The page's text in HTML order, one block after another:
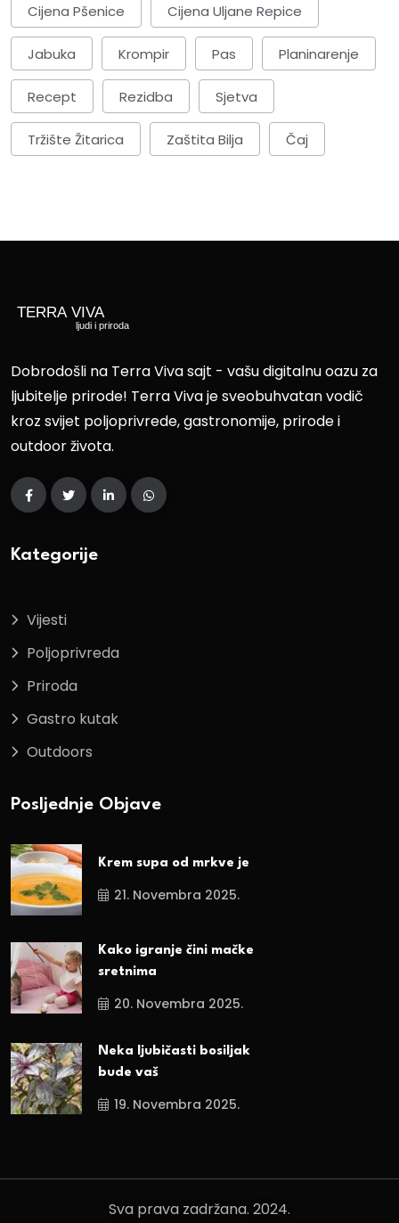
Cijena Pšenice Cijena Uljane Repice
Jabuka Krompir Pas Planinarenje
Recept Rezidba Sjetva
Tržište Žitarica Zaštita Bilja Čaj
Dobrodošli na Terra Viva sajt - vašu digitalnu oazu za
ljubitelje prirode! Terra Viva je sveobuhvatan vodič
kroz svijet poljoprivrede, gastronomije, prirode i
outdoor života.
Kategorije
Vijesti
Poljoprivreda
Priroda
Gastro kutak
Outdoors
Posljednje Objave
Krem supa od mrkve je
21. Novembra 2025.
Kako igranje čini mačke
sretnima
20. Novembra 2025.
Neka ljubičasti bosiljak
bude vaš
19. Novembra 2025.
Sva prava zadržana. 2024.